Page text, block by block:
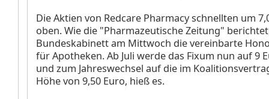
Die Aktien von Redcare Pharmacyschnellten um
oben. Wie die "Pharmazeutische Zeitung"
Bundeskabinett am Mittwoch die vereinbarte
für Apotheken. Ab Juli werde das Fixum nun auf 9
und zum Jahreswechsel auf die im
Höhe von 9,50 Euro, hieß es.